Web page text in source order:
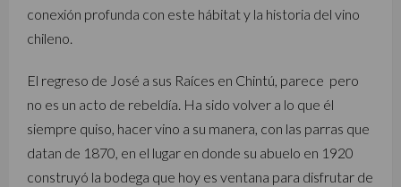
conexión profunda con este hábitat y la historia del vino
chileno.
El regreso de José a sus Raíces en Chintú, parece pero
no es un acto de rebeldía. Ha sido volver a lo que él
siempre quiso, hacer vino a su manera, con las parras que
datan de 1870, en el lugar en donde su abuelo en 1920
construyó la bodega que hoy es ventana para disfrutar de